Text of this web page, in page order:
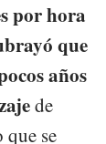
por hora
que
años
de
que se